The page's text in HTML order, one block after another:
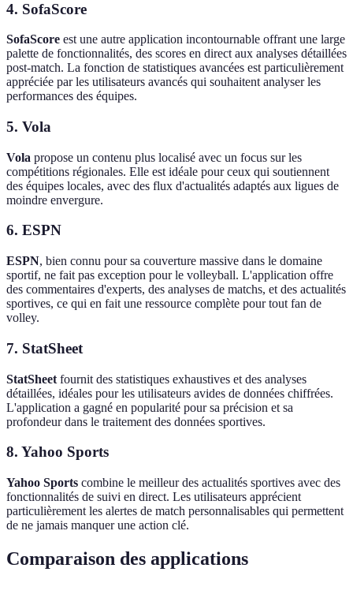
4. SofaScore
SofaScore est une autre application incontournable offrant une large
palette de fonctionnalités, des scores en direct aux analyses détaillées
post-match. La fonction de statistiques avancées est particulièrement
appréciée par les utilisateurs avancés qui souhaitent analyser les
performances des équipes.
5. Vola
Vola propose un contenu plus localisé avec un focus sur les
compétitions régionales. Elle est idéale pour ceux qui soutiennent
des équipes locales, avec des flux d'actualités adaptés aux ligues de
moindre envergure.
6. ESPN
ESPN, bien connu pour sa couverture massive dans le domaine
sportif, ne fait pas exception pour le volleyball. L'application offre
des commentaires d'experts, des analyses de matchs, et des actualités
sportives, ce qui en fait une ressource complète pour tout fan de
volley.
7. StatSheet
StatSheet fournit des statistiques exhaustives et des analyses
détaillées, idéales pour les utilisateurs avides de données chiffrées.
L'application a gagné en popularité pour sa précision et sa
profondeur dans le traitement des données sportives.
8. Yahoo Sports
Yahoo Sports combine le meilleur des actualités sportives avec des
fonctionnalités de suivi en direct. Les utilisateurs apprécient
particulièrement les alertes de match personnalisables qui permettent
de ne jamais manquer une action clé.
Comparaison des applications